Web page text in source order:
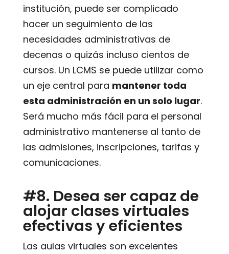
institución, puede ser complicado
hacer un seguimiento de las
necesidades administrativas de
decenas o quizás incluso cientos de
cursos. Un LCMS se puede utilizar como
un eje central para mantener toda
esta administración en un solo lugar.
Será mucho más fácil para el personal
administrativo mantenerse al tanto de
las admisiones, inscripciones, tarifas y
comunicaciones.
#8. Desea ser capaz de
alojar clases virtuales
efectivas y eficientes
Las aulas virtuales son excelentes